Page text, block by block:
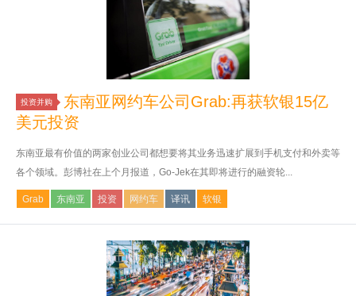
投资并购
东南亚网约车公司Grab:再获软银15亿
美元投资
东南亚最有价值的两家创业公司都想要将其业务迅速扩展到手机支付和外卖等
各个领域。彭博社在上个月报道，Go-Jek在其即将进行的融资轮...
Grab 东南亚 投资 网约车 译讯 软银